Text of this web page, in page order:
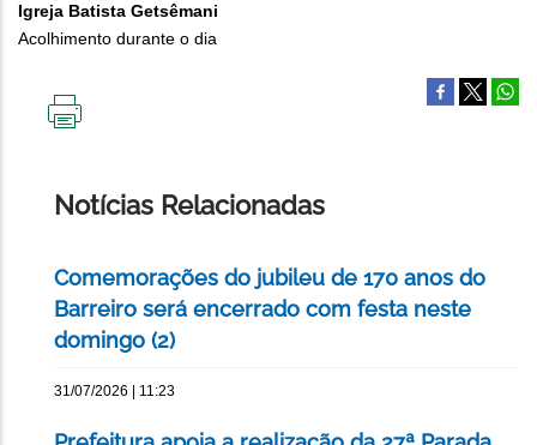
Igreja Batista Getsêmani
Acolhimento durante o dia
Notícias Relacionadas
Comemorações do jubileu de 170 anos do
Barreiro será encerrado com festa neste
domingo (2)
31/07/2026 | 11:23